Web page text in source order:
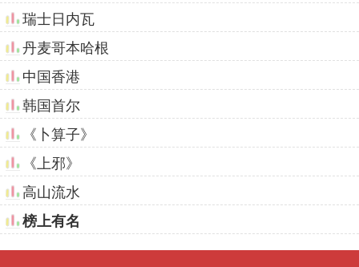
瑞士日内瓦
丹麦哥本哈根
中国香港
韩国首尔
《卜算子》
《上邪》
高山流水
榜上有名